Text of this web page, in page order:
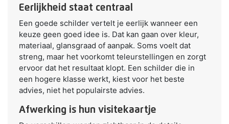
Eerlijkheid staat centraal
Een goede schilder vertelt je eerlijk wanneer een
keuze geen goed idee is. Dat kan gaan over kleur,
materiaal, glansgraad of aanpak. Soms voelt dat
streng, maar het voorkomt teleurstellingen en zorgt
ervoor dat het resultaat klopt. Een schilder die in
een hogere klasse werkt, kiest voor het beste
advies, niet het populairste advies.
Afwerking is hun visitekaartje